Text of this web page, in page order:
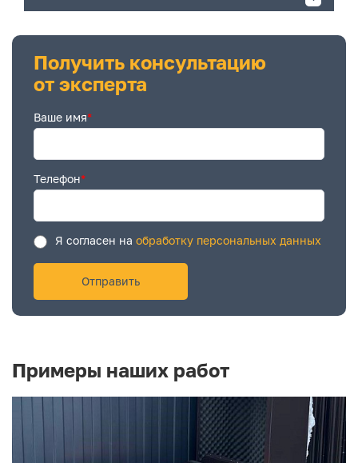
Получить консультацию
от эксперта
Ваше имя*
Телефон*
Я согласен на обработку персональных данных
Примеры наших работ